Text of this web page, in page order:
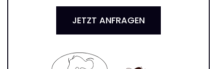
JETZT ANFRAGEN